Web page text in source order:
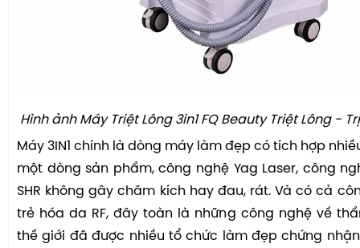
Hình ảnh Máy Triệt Lông 3in1 FQ Beauty Triệt Lông -
Máy 3IN1 chính là dòng máy làm đẹp có tích hợp
một dòng sản phẩm, công nghệ Yag Laser, công
SHR không gây châm kích hay đau, rát. Và có cả
trẻ hóa da RF, đây toàn là những công nghệ về
thế giới đã được nhiều tổ chức làm đẹp chứng